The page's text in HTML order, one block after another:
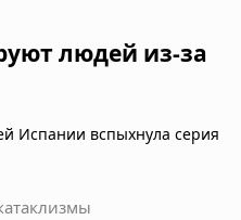
людей из-за
Испании вспыхнула серия